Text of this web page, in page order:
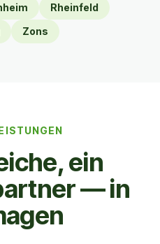
Rheinfeld
Zons
ein
— in